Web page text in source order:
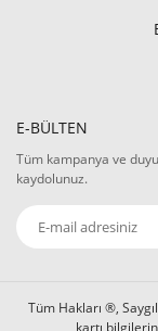
E-BÜLTEN
Tüm kampanya ve
kaydolunuz.
Tüm Hakları ®,
kartı